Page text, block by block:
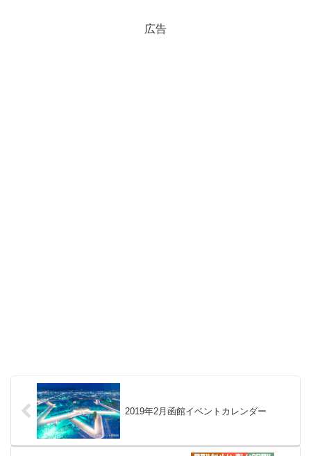
広告
2019年2月函館イベントカレンダー